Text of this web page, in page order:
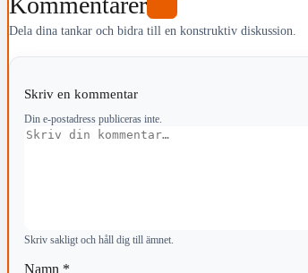
Dela dina tankar och bidra till en konstruktiv diskussion.
Skriv en kommentar
Din e-postadress publiceras inte.
Kommentar
Skriv sakligt och håll dig till ämnet.
Namn *